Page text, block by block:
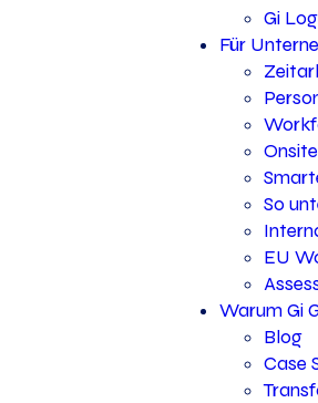
Gi
Für
Onsite
So
EU
Warum Gi
Blog
Case